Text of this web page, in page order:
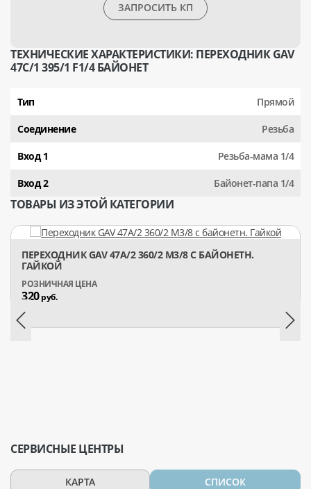
ЗАПРОСИТЬ КП
ТЕХНИЧЕСКИЕ ХАРАКТЕРИСТИКИ: ПЕРЕХОДНИК GAV
47C/1 395/1 F1/4 БАЙОНЕТ
Тип Прямой
Соединение Резьба
Вход 1 Резьба-мама 1/4
Вход 2 Байонет-папа 1/4
ТОВАРЫ ИЗ ЭТОЙ КАТЕГОРИИ
ПЕРЕХОДНИК GAV 47A/2 360/2 М3/8 С БАЙОНЕТН.
ГАЙКОЙ
320руб.
СЕРВИСНЫЕ ЦЕНТРЫ
КАРТА СПИСОК